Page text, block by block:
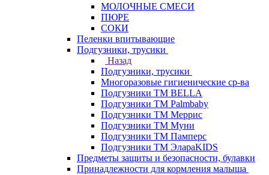
МОЛОЧНЫЕ СМЕСИ
ПЮРЕ
СОКИ
Пеленки впитывающие
Подгузники, трусики
Назад
Подгузники, трусики
Многоразовые гигиенические ср-ва
Подгузники ТМ BELLA
Подгузники ТМ Palmbaby
Подгузники ТМ Меррис
Подгузники ТМ Муни
Подгузники ТМ Памперс
Подгузники ТМ ЭлараKIDS
Предметы защиты и безопасности, булавки
Принадлежности для кормления малыша